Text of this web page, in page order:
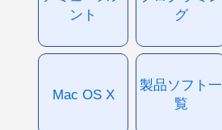
ント
グ
Mac OS X
製品ソフト一
覧